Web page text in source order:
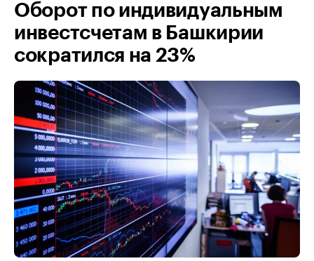
Оборот по индивидуальным
инвестсчетам в Башкирии
сократился на 23%